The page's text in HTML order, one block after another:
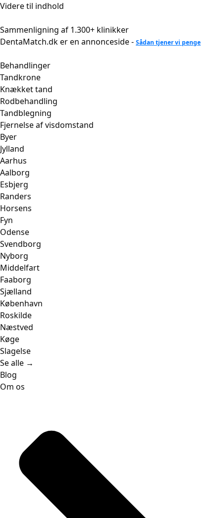
Videre til indhold
Sammenligning af 1.300+ klinikker
DentaMatch.dk er en annonceside - Sådan tjener vi penge
Behandlinger
Tandkrone
Knækket tand
Rodbehandling
Tandblegning
Fjernelse af visdomstand
Byer
Jylland
Aarhus
Aalborg
Esbjerg
Randers
Horsens
Fyn
Odense
Svendborg
Nyborg
Middelfart
Faaborg
Sjælland
København
Roskilde
Næstved
Køge
Slagelse
Se alle →
Blog
Om os